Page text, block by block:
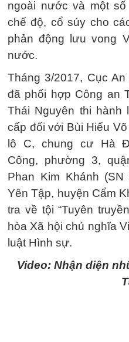
ngoài nước và một
chế độ, cổ súy cho
phản động lưu vong
nước.
Tháng 3/2017, Cục
đã phối hợp Công an
Thái Nguyên thi hành
cấp đối với Bùi Hiếu
lô C, chung cư Hà
Công, phường 3,
Phan Kim Khánh
Yên Tập, huyện Cẩm
tra về tội “Tuyên
hòa Xã hội chủ nghĩa
luật Hình sự.
Video: Nhận diện